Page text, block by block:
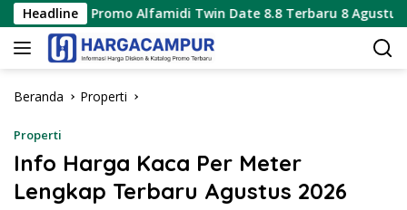
Langsung
ke
konten
Headline
Promo Alfamidi Twin Date 8.8 Terbaru 8 Agustus 2026 Hanya
Beranda Properti
Properti
Info Harga Kaca Per Meter
Lengkap Terbaru Agustus 2026